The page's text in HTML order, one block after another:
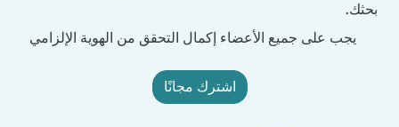
بحثك.
يجب على جميع الأعضاء إكمال التحقق من الهوية الإلزامي
اشترك مجانًا